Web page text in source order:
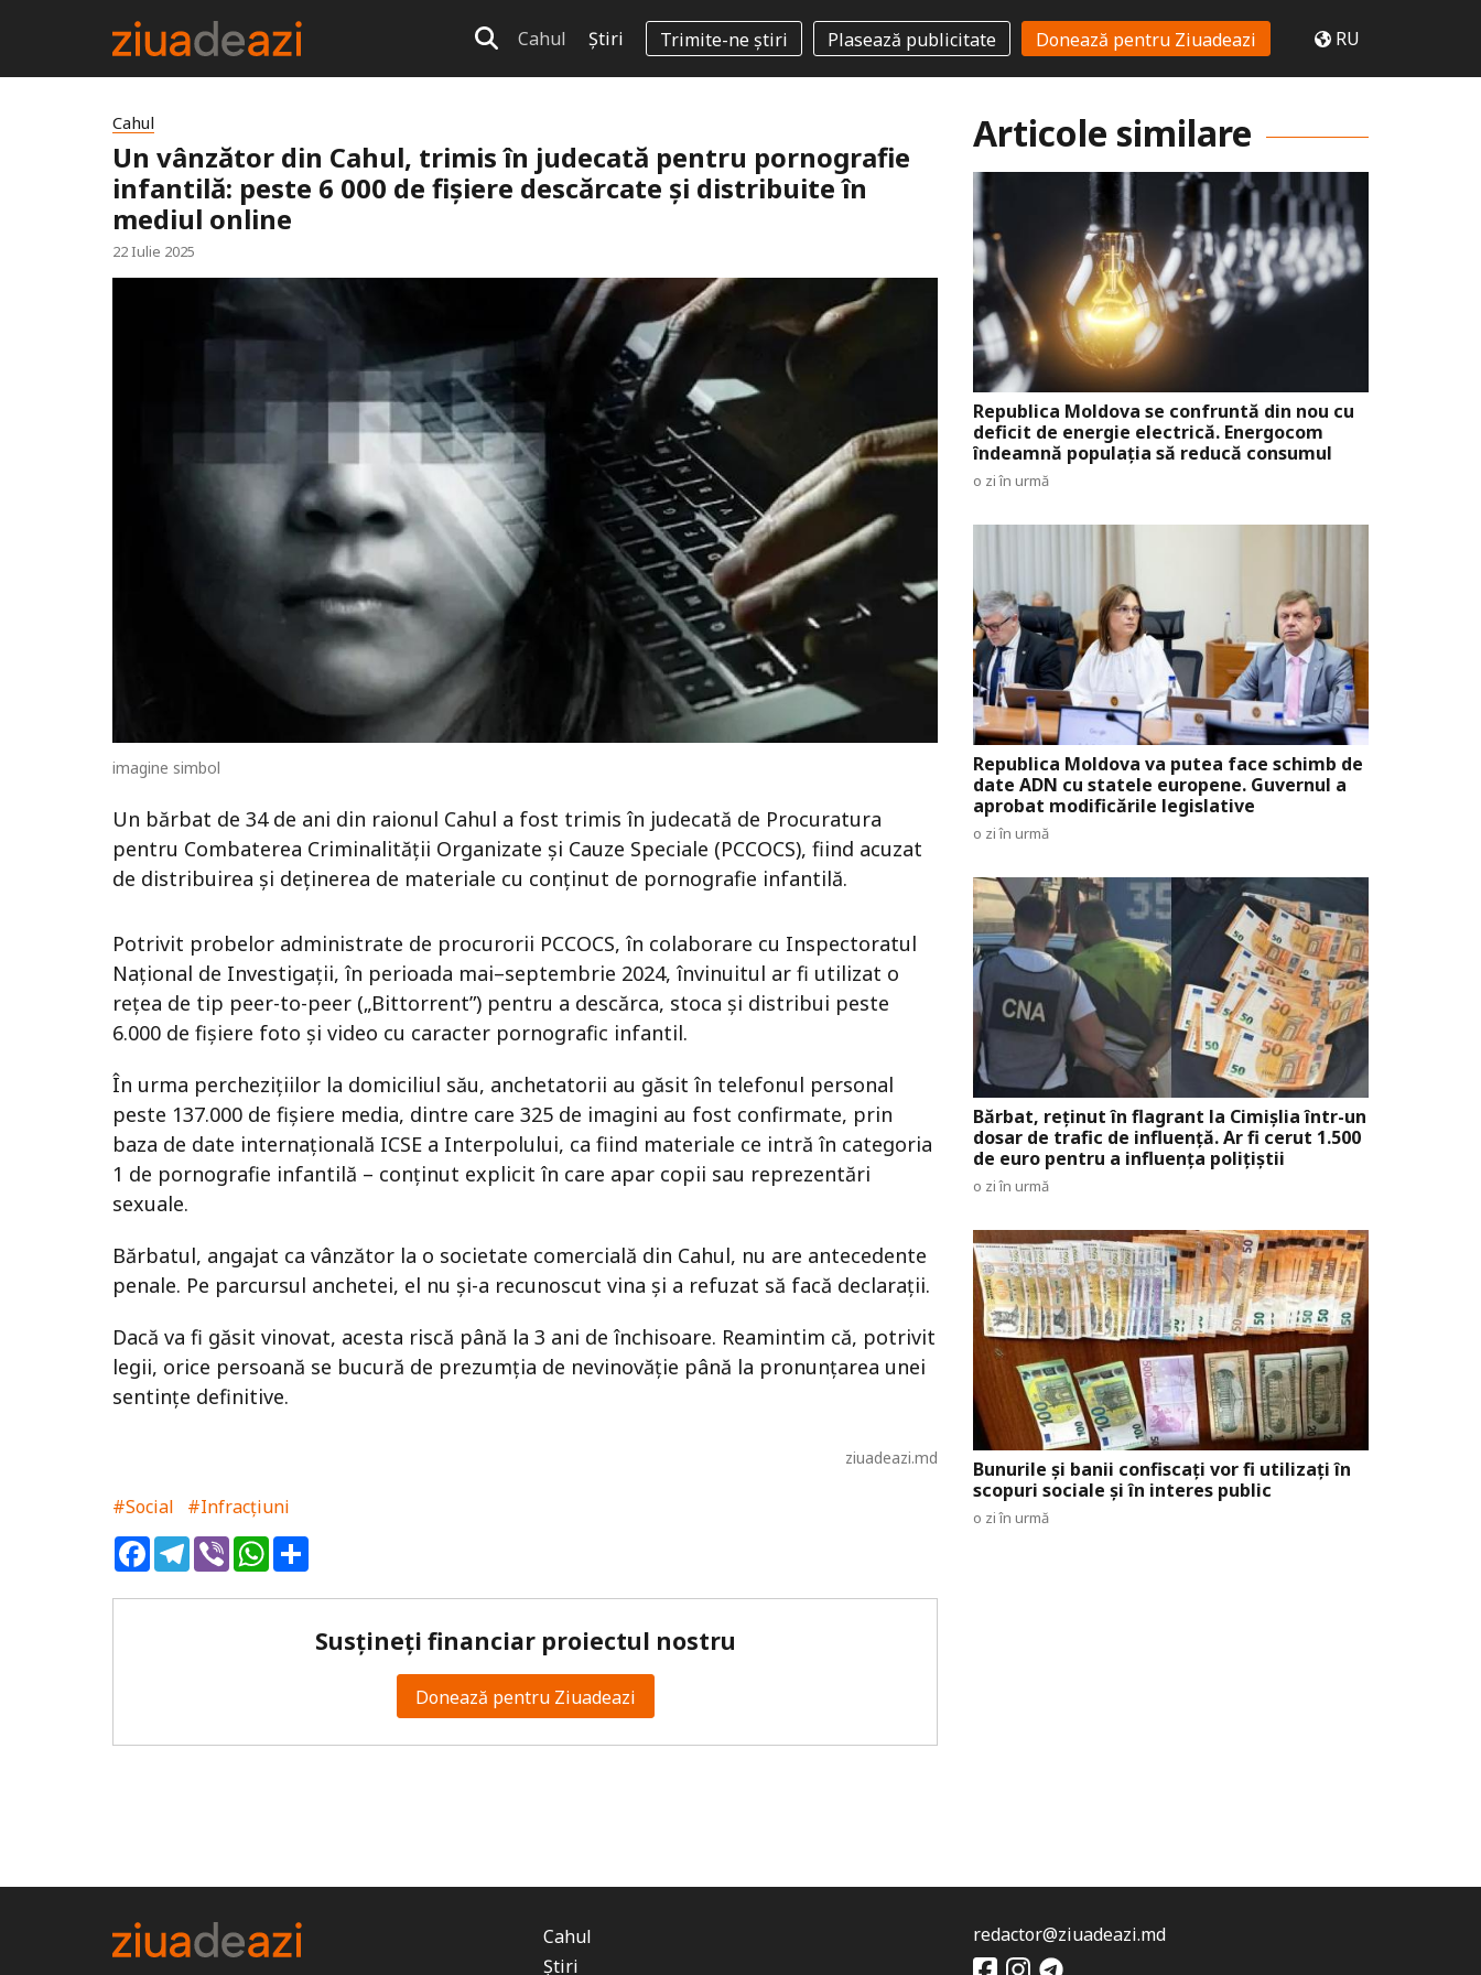
Cahul Știri Trimite-ne știri Plasează publicitate Donează pentru Ziuadeazi RU
Cahul
Un vânzător din Cahul, trimis în judecată pentru pornografie
infantilă: peste 6 000 de fișiere descărcate și distribuite în
mediul online
22 Iulie 2025
imagine simbol
Un bărbat de 34 de ani din raionul Cahul a fost trimis în judecată de Procuratura
pentru Combaterea Criminalității Organizate și Cauze Speciale (PCCOCS), fiind acuzat
de distribuirea și deținerea de materiale cu conținut de pornografie infantilă.
Potrivit probelor administrate de procurorii PCCOCS, în colaborare cu Inspectoratul
Național de Investigații, în perioada mai–septembrie 2024, învinuitul ar fi utilizat o
rețea de tip peer-to-peer („Bittorrent”) pentru a descărca, stoca și distribui peste
6.000 de fișiere foto și video cu caracter pornografic infantil.
În urma perchezițiilor la domiciliul său, anchetatorii au găsit în telefonul personal
peste 137.000 de fișiere media, dintre care 325 de imagini au fost confirmate, prin
baza de date internațională ICSE a Interpolului, ca fiind materiale ce intră în categoria
1 de pornografie infantilă – conținut explicit în care apar copii sau reprezentări
sexuale.
Bărbatul, angajat ca vânzător la o societate comercială din Cahul, nu are antecedente
penale. Pe parcursul anchetei, el nu și-a recunoscut vina și a refuzat să facă declarații.
Dacă va fi găsit vinovat, acesta riscă până la 3 ani de închisoare. Reamintim că, potrivit
legii, orice persoană se bucură de prezumția de nevinovăție până la pronunțarea unei
sentințe definitive.
ziuadeazi.md
#Social
#Infracțiuni
FacebookTelegram
ViberWhatsApp
Susțineți financiar proiectul nostru
Donează pentru Ziuadeazi
Articole similare
Republica Moldova se confruntă din nou cu
deficit de energie electrică. Energocom
îndeamnă populația să reducă consumul
o zi în urmă
Republica Moldova va putea face schimb de
date ADN cu statele europene. Guvernul a
aprobat modificările legislative
o zi în urmă
Bărbat, reținut în flagrant la Cimișlia într-un
dosar de trafic de influență. Ar fi cerut 1.500
de euro pentru a influența polițiștii
o zi în urmă
Bunurile și banii confiscați vor fi utilizați în
scopuri sociale și în interes public
o zi în urmă
Cahul
Știri
redactor@ziuadeazi.md